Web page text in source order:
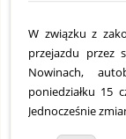
W związku z
przejazdu przez
Nowinach,
poniedziałku 15
Jednocześnie